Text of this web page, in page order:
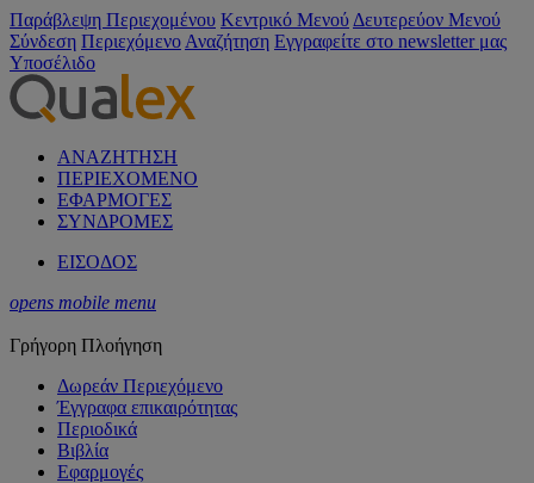
Παράβλεψη Περιεχομένου Κεντρικό Μενού Δευτερεύον Μενού
Σύνδεση Περιεχόμενο Αναζήτηση Εγγραφείτε στο newsletter μας
Υποσέλιδο
ΑΝΑΖΗΤΗΣΗ
ΠΕΡΙΕΧΟΜΕΝΟ
ΕΦΑΡΜΟΓΕΣ
ΣΥΝΔΡΟΜΕΣ
ΕΙΣΟΔΟΣ
opens mobile menu
Γρήγορη Πλοήγηση
Δωρεάν Περιεχόμενο
Έγγραφα επικαιρότητας
Περιοδικά
Βιβλία
Εφαρμογές